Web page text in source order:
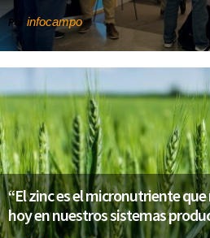
Por infocampo
“El zinc es el micronutriente
hoy en nuestros sistemas